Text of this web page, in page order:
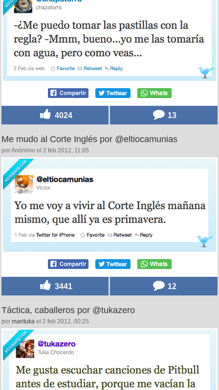
4024 13
Me mudo al Corte Inglés por @eltiocamunias
por Anónimo el 2 feb 2012, 11:05
3441 12
Táctica, caballeros por @tukazero
por marituka el 2 feb 2012, 00:25